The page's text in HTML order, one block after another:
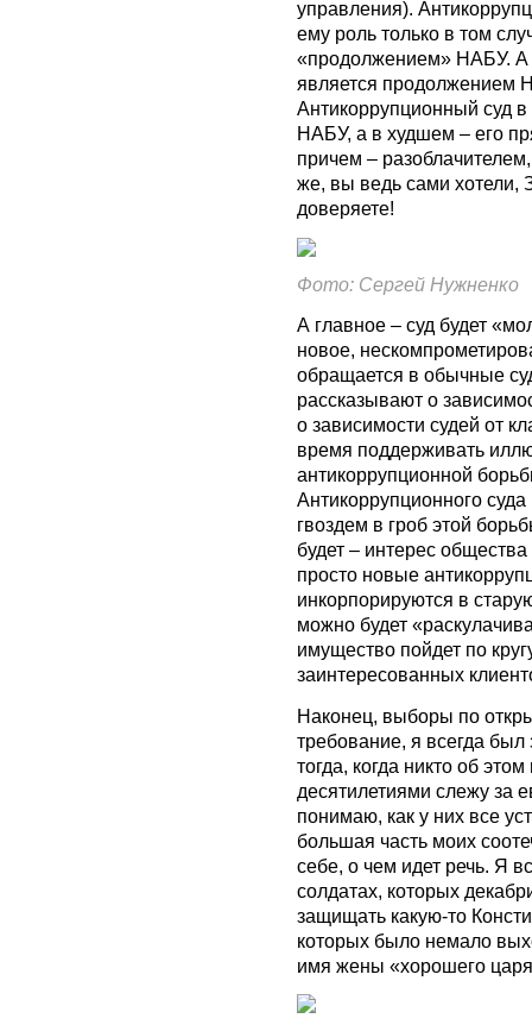
управления).
ему роль только в том
«продолжением» НАБУ. А
является продолжением
Антикоррупционный суд
НАБУ, а в худшем – его
причем –
же, вы ведь сами хотели,
доверяете!
Фото: Сергей Нужненко
А главное – суд будет
новое,
обращается в обычные
рассказывают о
о зависимости судей от
время поддерживать
антикоррупционной
Антикоррупционного
гвоздем в гроб этой
будет – интерес
просто новые
инкорпорируются в
можно будет
имущество пойдет по
заинтересованных
Наконец, выборы по
требование, я всегда
тогда, когда никто об
десятилетиями слежу за
понимаю, как у них все
большая часть моих
себе, о чем идет речь. Я
солдатах, которых
защищать какую-то
которых было немало
имя жены «хорошего